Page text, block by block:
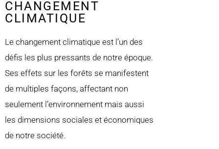
CHANGEMENT
CLIMATIQUE
Le changement climatique est l’un des
défis les plus pressants de notre époque.
Ses effets sur les forêts se manifestent
de multiples façons, affectant non
seulement l’environnement mais aussi
les dimensions sociales et économiques
de notre société.